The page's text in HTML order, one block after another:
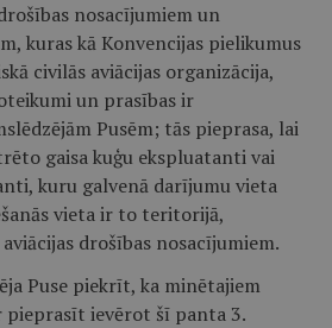
nosacījumiem un
kuras kā Konvencijas pielikumus
civilās aviācijas organizācija,
un prasības ir
Pusēm; tās pieprasa, lai
gaisa kuģu ekspluatanti vai
kuru galvenā darījumu vieta
vieta ir to teritorijā,
drošības nosacījumiem.
Puse piekrīt, ka minētajiem
ievērot šī panta 3.